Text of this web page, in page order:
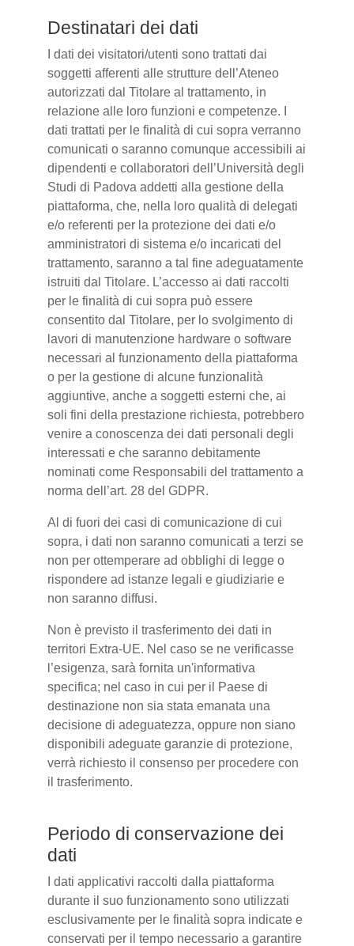
Destinatari dei dati
I dati dei visitatori/utenti sono trattati dai
soggetti afferenti alle strutture dell’Ateneo
autorizzati dal Titolare al trattamento, in
relazione alle loro funzioni e competenze. I
dati trattati per le finalità di cui sopra verranno
comunicati o saranno comunque accessibili ai
dipendenti e collaboratori dell’Università degli
Studi di Padova addetti alla gestione della
piattaforma, che, nella loro qualità di delegati
e/o referenti per la protezione dei dati e/o
amministratori di sistema e/o incaricati del
trattamento, saranno a tal fine adeguatamente
istruiti dal Titolare. L’accesso ai dati raccolti
per le finalità di cui sopra può essere
consentito dal Titolare, per lo svolgimento di
lavori di manutenzione hardware o software
necessari al funzionamento della piattaforma
o per la gestione di alcune funzionalità
aggiuntive, anche a soggetti esterni che, ai
soli fini della prestazione richiesta, potrebbero
venire a conoscenza dei dati personali degli
interessati e che saranno debitamente
nominati come Responsabili del trattamento a
norma dell’art. 28 del GDPR.
Al di fuori dei casi di comunicazione di cui
sopra, i dati non saranno comunicati a terzi se
non per ottemperare ad obblighi di legge o
rispondere ad istanze legali e giudiziarie e
non saranno diffusi.
Non è previsto il trasferimento dei dati in
territori Extra-UE. Nel caso se ne verificasse
l’esigenza, sarà fornita un'informativa
specifica; nel caso in cui per il Paese di
destinazione non sia stata emanata una
decisione di adeguatezza, oppure non siano
disponibili adeguate garanzie di protezione,
verrà richiesto il consenso per procedere con
il trasferimento.
Periodo di conservazione dei
dati
I dati applicativi raccolti dalla piattaforma
durante il suo funzionamento sono utilizzati
esclusivamente per le finalità sopra indicate e
conservati per il tempo necessario a garantire